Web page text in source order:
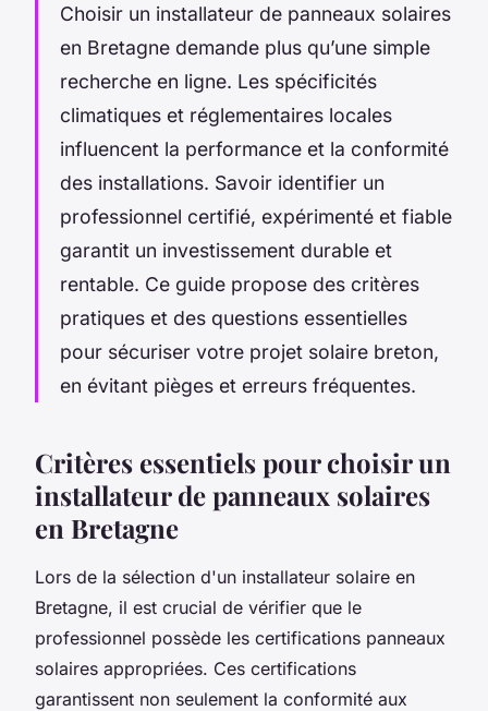
Choisir un installateur de panneaux solaires
en Bretagne demande plus qu’une simple
recherche en ligne. Les spécificités
climatiques et réglementaires locales
influencent la performance et la conformité
des installations. Savoir identifier un
professionnel certifié, expérimenté et fiable
garantit un investissement durable et
rentable. Ce guide propose des critères
pratiques et des questions essentielles
pour sécuriser votre projet solaire breton,
en évitant pièges et erreurs fréquentes.
Critères essentiels pour choisir un
installateur de panneaux solaires
en Bretagne
Lors de la sélection d'un installateur solaire en
Bretagne, il est crucial de vérifier que le
professionnel possède les certifications panneaux
solaires appropriées. Ces certifications
garantissent non seulement la conformité aux